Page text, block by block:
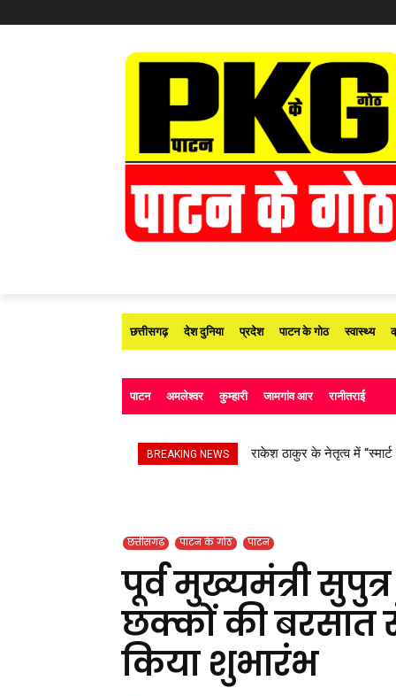
छत्तीसगढ़ देश दुनिया प्रदेश पाटन के गोठ स्वास्थ्य
पाटन अमलेश्वर कुम्हारी जामगांव आर रानीतराई
BREAKING NEWS राकेश ठाकुर के नेतृत्व में “स्मार्ट
सड़क हादसे के बाद उपचाररत
छत्तीसगढ़ पाटन के गोठ पाटन
पूर्व मुख्यमंत्री
छक्कों की बरसात से
किया शुभारंभ